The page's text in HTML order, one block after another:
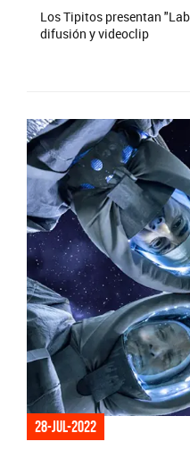
Los Tipitos presentan
difusión y videoclip
28-jul-2022